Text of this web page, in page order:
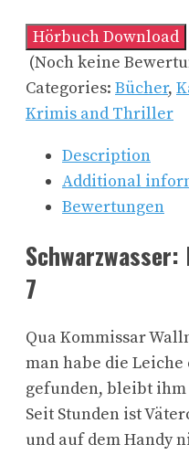
Hörbuch Download
(Noch keine
Categories: Bücher,
Krimis and Thriller
Description
Additional
Bewertungen
7
Qua Kommissar
man habe die
gefunden, bleibt ihm
Seit Stunden ist
und auf dem Handy